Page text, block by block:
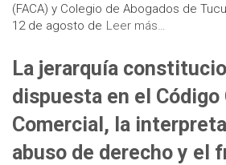
(FACA) y Colegio de Abogados de
12 de agosto de Leer más…
La jerarquía
dispuesta en el Código
Comercial, la
abuso de derecho y el